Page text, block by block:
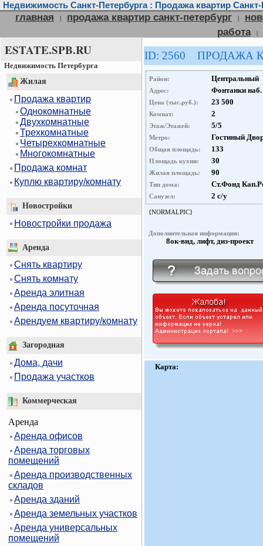
Недвижимость Санкт-Петербурга : Продажа квартир Санкт-
главная | продажа квартир санкт-петербург |
работа
|
ESTATE.SPB.RU
Недвижимость Петербурга
Жилая
Продажа квартир
Однокомнатные
Двухкомнатные
Трехкомнатные
Четырехкомнатные
Многокомнатные
Продажа комнат
Куплю квартиру/комнату
Новостройки
Новостройки продажа
Аренда
Снять квартиру
Снять комнату
Аренда элитная
Аренда посуточная
Арендуем квартиру/комнату
Загородная
Дома, дачи
Продажа участков
Коммерческая
Аренда
Аренда офисов
Аренда торговых
помещений
Аренда производственных
складов
Аренда зданий
Аренда земельных участков
Аренда универсальных
помещений
ID: 2560 ПРОДАЖА
Район: Центральный
Адрес: Фонтанки наб.
Цена (тыс.руб.): 23 500
Комнат: 2
Этаж/Этажей: 5/5
Метро: Гостиный
Общая площадь: 133
Площадь кухни: 30
Жилая площадь: 90
Тип дома: Ст.Фонд
Санузел: 2 с/у
{NORMALPIC}
Дополнительная информация:
8ок-вид, лифт, диз-проект
Карта: